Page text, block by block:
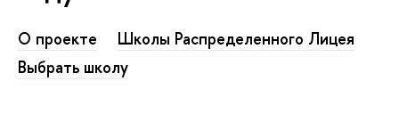
О проекте
Школы Распределенного Лицея
Выбрать школу